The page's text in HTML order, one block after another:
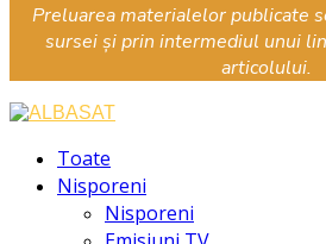
Preluarea materialelor publicate
sursei și prin intermediul unui
articolului.
Toate
Nisporeni
Nisporeni